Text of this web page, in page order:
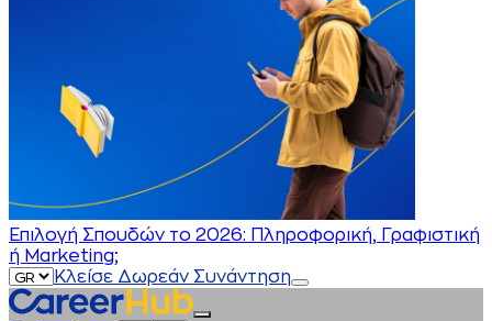
Επιλογή Σπουδών το 2026: Πληροφορική, Γραφιστική
ή Marketing;
Κλείσε Δωρεάν Συνάντηση